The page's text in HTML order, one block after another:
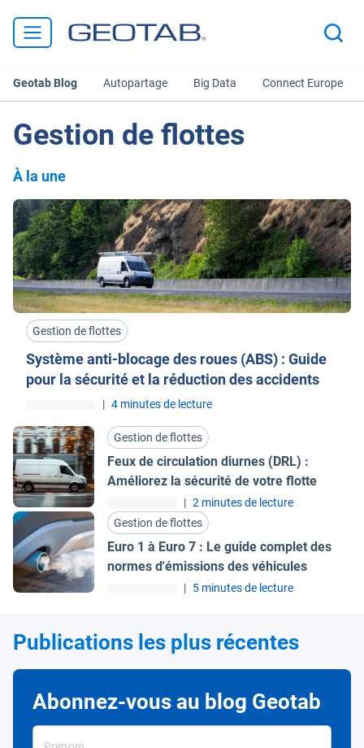
Geotab Blog Autopartage Big Data Connect Europe
Gestion de flottes
À la une
Gestion de flottes
Système anti-blocage des roues (ABS) : Guide
pour la sécurité et la réduction des accidents
| 4 minutes de lecture
Gestion de flottes
Feux de circulation diurnes (DRL) :
Améliorez la sécurité de votre flotte
| 2 minutes de lecture
Gestion de flottes
Euro 1 à Euro 7 : Le guide complet des
normes d'émissions des véhicules
| 5 minutes de lecture
Publications les plus récentes
Abonnez-vous au blog Geotab